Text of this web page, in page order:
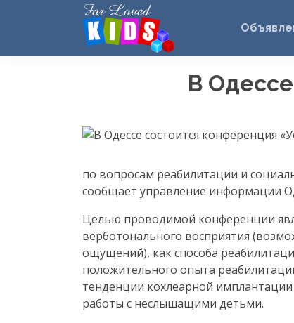
В
по вопросам реабилитации и
сообщает управление информации
Целью проводимой конференции
верботонального восприятия
ощущений), как способа
положительного опыта
тенденции кохлеарной
работы с неслышащими детьми.